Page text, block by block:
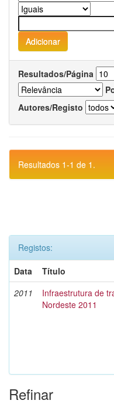
Resultados/Página
Autores/Registo
Resultados 1-1 de 1.
Registos:
Data
Título
2011
Infraestrutura de
Nordeste 2011
Refinar